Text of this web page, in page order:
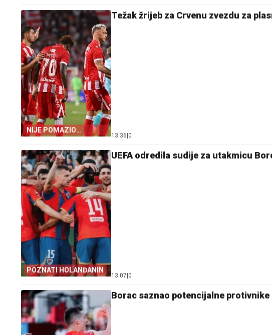
NIJE POMAZIO
CRVENO-BIJELE
Težak žrijeb za Crvenu zvezdu za
13:36 0
POZNATI HOLANĐANIN
UEFA odredila sudije za utakmicu
13:07 0
Borac saznao potencijalne